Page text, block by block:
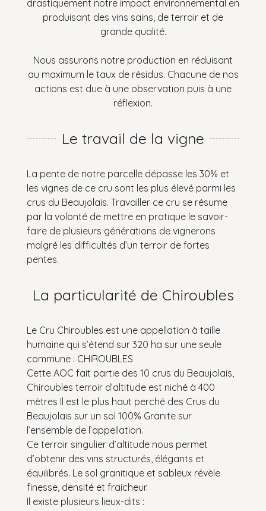
drastiquement notre impact environnemental en
produisant des vins sains, de terroir et de
grande qualité.
Nous assurons notre production en réduisant
au maximum le taux de résidus. Chacune de nos
actions est due à une observation puis à une
réflexion.
Le travail de la vigne
La pente de notre parcelle dépasse les 30% et
les vignes de ce cru sont les plus élevé parmi les
crus du Beaujolais. Travailler ce cru se résume
par la volonté de mettre en pratique le savoir-
faire de plusieurs générations de vignerons
malgré les difficultés d’un terroir de fortes
pentes.
La particularité de Chiroubles
Le Cru Chiroubles est une appellation à taille
humaine qui s’étend sur 320 ha sur une seule
commune : CHIROUBLES
Cette AOC fait partie des 10 crus du Beaujolais,
Chiroubles terroir d’altitude est niché à 400
mètres Il est le plus haut perché des Crus du
Beaujolais sur un sol 100% Granite sur
l’ensemble de l’appellation.
Ce terroir singulier d’altitude nous permet
d’obtenir des vins structurés, élégants et
équilibrés. Le sol granitique et sableux révèle
finesse, densité et fraicheur.
Il existe plusieurs lieux-dits :